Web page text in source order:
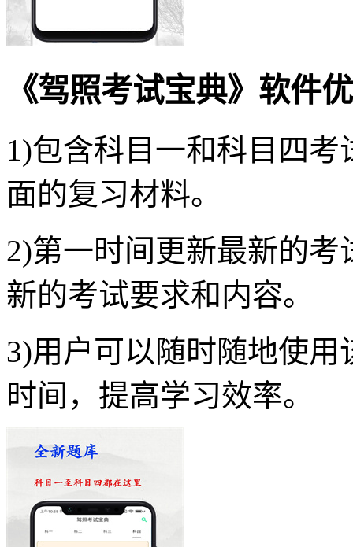
《驾照考试宝典》软件
1)包含科目一和科目四
面的复习材料。
2)第一时间更新最新的
新的考试要求和内容。
3)用户可以随时随地使用
时间，提高学习效率。